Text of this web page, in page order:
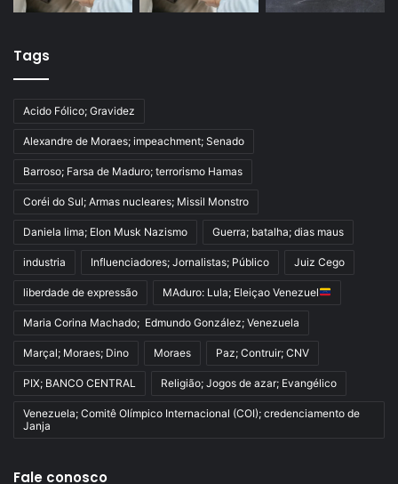
Tags
Acido Fólico; Gravidez
Alexandre de Moraes; impeachment; Senado
Barroso; Farsa de Maduro; terrorismo Hamas
Coréi do Sul; Armas nucleares; Missil Monstro
Daniela lima; Elon Musk Nazismo Guerra; batalha; dias maus
industria Influenciadores; Jornalistas; Público Juiz Cego
liberdade de expressão MAduro: Lula; Eleiçao Venezuel
Maria Corina Machado; Edmundo González; Venezuela
Marçal; Moraes; Dino Moraes Paz; Contruir; CNV
PIX; BANCO CENTRAL Religião; Jogos de azar; Evangélico
Venezuela; Comitê Olímpico Internacional (COI); credenciamento de
Janja
Fale conosco